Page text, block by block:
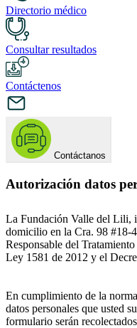
Directorio médico
Consultar resultados
Contáctenos
Contáctanos
Autorización datos
La Fundación Valle del Lili,
domicilio en la Cra. 98 #18-
Responsable del
Ley 1581 de 2012 y el
En cumplimiento de la
datos personales que usted
formulario serán